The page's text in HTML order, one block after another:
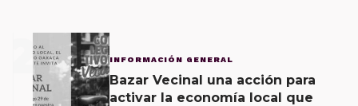
2 INFORMACIÓN GENERAL
Bazar Vecinal una acción para
activar la economía local que